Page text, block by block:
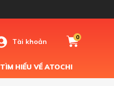
Tài khoản
0
TÌM HIỂU VỀ ATOCHI